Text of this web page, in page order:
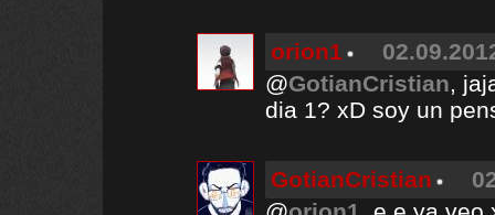
orion1
@GotianCristian,
dia 1? xD soy un
GotianCristian